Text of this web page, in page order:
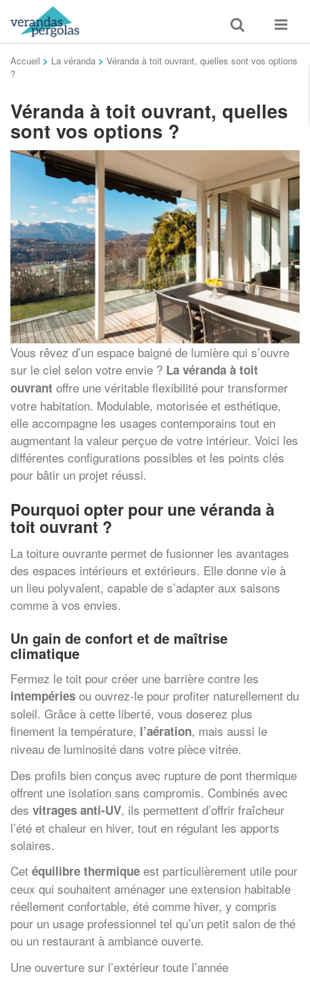
Toggle
search
Toggle
Accueil > La véranda > Véranda à toit ouvrant, quelles sont vos options
?
Véranda à toit ouvrant, quelles
sont vos options ?
Vous rêvez d’un espace baigné de lumière qui s’ouvre
sur le ciel selon votre envie ? La véranda à toit
ouvrant offre une véritable flexibilité pour transformer
votre habitation. Modulable, motorisée et esthétique,
elle accompagne les usages contemporains tout en
augmentant la valeur perçue de votre intérieur. Voici les
différentes configurations possibles et les points clés
pour bâtir un projet réussi.
Pourquoi opter pour une véranda à
toit ouvrant ?
La toiture ouvrante permet de fusionner les avantages
des espaces intérieurs et extérieurs. Elle donne vie à
un lieu polyvalent, capable de s’adapter aux saisons
comme à vos envies.
Un gain de confort et de maîtrise
climatique
Fermez le toit pour créer une barrière contre les
intempéries ou ouvrez-le pour profiter naturellement du
soleil. Grâce à cette liberté, vous doserez plus
finement la température, l’aération, mais aussi le
niveau de luminosité dans votre pièce vitrée.
Des profils bien conçus avec rupture de pont thermique
offrent une isolation sans compromis. Combinés avec
des vitrages anti-UV, ils permettent d’offrir fraîcheur
l’été et chaleur en hiver, tout en régulant les apports
solaires.
Cet équilibre thermique est particulièrement utile pour
ceux qui souhaitent aménager une extension habitable
réellement confortable, été comme hiver, y compris
pour un usage professionnel tel qu’un petit salon de thé
ou un restaurant à ambiance ouverte.
Une ouverture sur l’extérieur toute l’année